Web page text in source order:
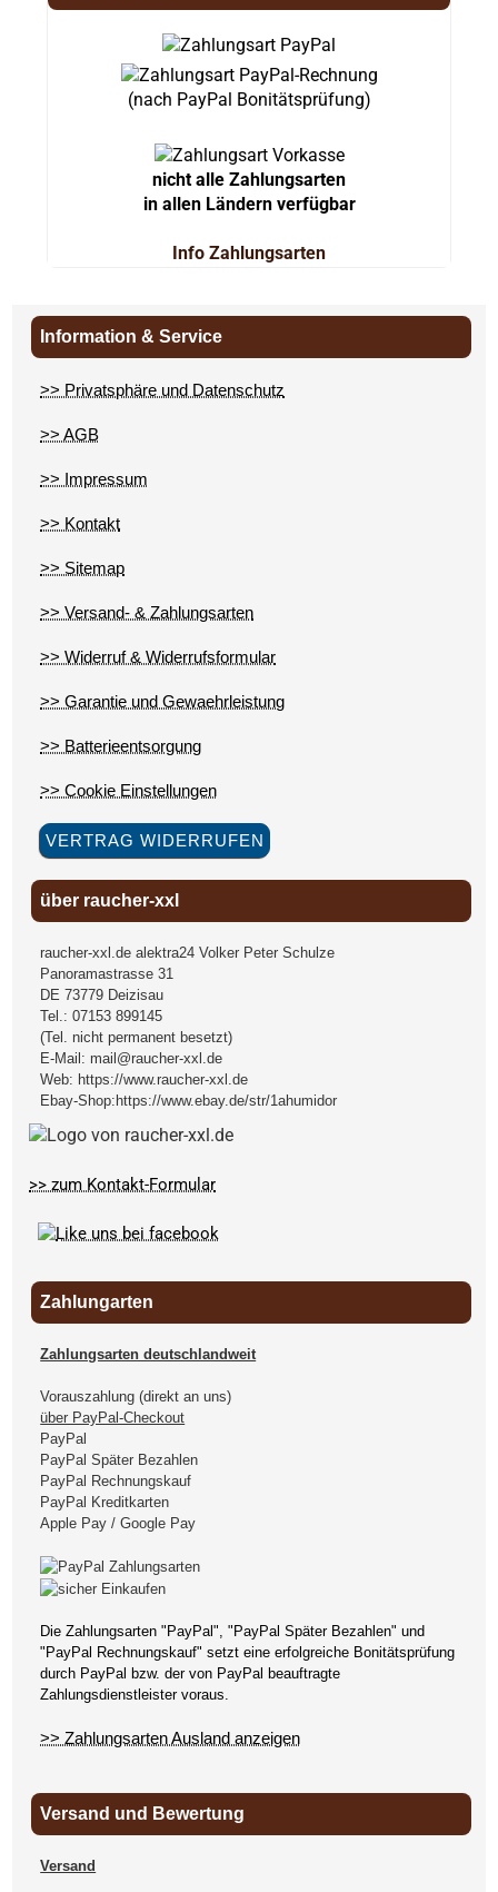
(nach PayPal Bonitätsprüfung)
nicht alle Zahlungsarten
in allen Ländern verfügbar
Info Zahlungsarten
Information & Service
>> Privatsphäre und Datenschutz
>> AGB
>> Impressum
>> Kontakt
>> Sitemap
>> Versand- & Zahlungsarten
>> Widerruf & Widerrufsformular
>> Garantie und Gewaehrleistung
>> Batterieentsorgung
>> Cookie Einstellungen
VERTRAG WIDERRUFEN
über raucher-xxl
raucher-xxl.de alektra24 Volker Peter Schulze
Panoramastrasse 31
DE 73779 Deizisau
Tel.:07153 899145
(Tel. nicht permanent besetzt)
E-Mail: mail@raucher-xxl.de
Web: https://www.raucher-xxl.de
Ebay-Shop: https://www.ebay.de/str/1ahumidor
>> zum Kontakt-Formular
Zahlungarten
Zahlungsarten deutschlandweit
Vorauszahlung (direkt an uns)
über PayPal-Checkout
PayPal
PayPal Später Bezahlen
PayPal Rechnungskauf
PayPal Kreditkarten
Apple Pay / Google Pay
Die Zahlungsarten "PayPal", "PayPal Später Bezahlen" und
"PayPal Rechnungskauf" setzt eine erfolgreiche Bonitätsprüfung
durch PayPal bzw. der von PayPal beauftragte
Zahlungsdienstleister voraus.
>> Zahlungsarten Ausland anzeigen
Versand und Bewertung
Versand